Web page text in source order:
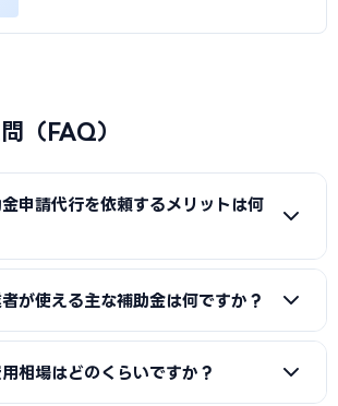
（FAQ）
申請代行を依頼するメリットは何
画書の完成度で採択率が大きく変わりま
、申請システム（電子申請）の操作、採
一貫してサポートを受けられます。本業に
が使える主な補助金は何ですか？
り補助金」「IT導入補助金」「小規模事
相場はどのくらいですか？